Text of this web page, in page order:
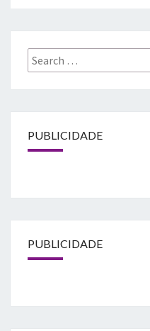
Search
for:
PUBLICIDADE
PUBLICIDADE